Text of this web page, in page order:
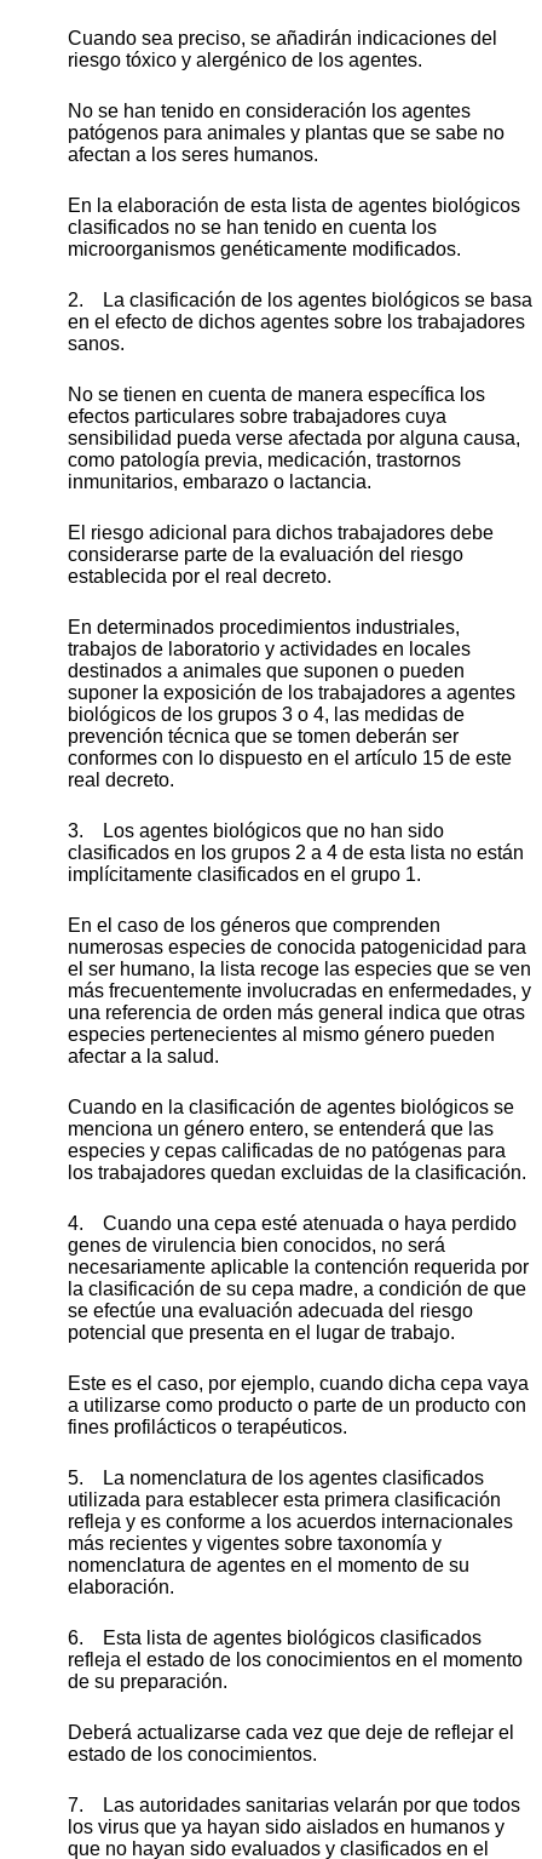
Cuando sea preciso, se añadirán indicaciones del
riesgo tóxico y alergénico de los agentes.
No se han tenido en consideración los agentes
patógenos para animales y plantas que se sabe no
afectan a los seres humanos.
En la elaboración de esta lista de agentes biológicos
clasificados no se han tenido en cuenta los
microorganismos genéticamente modificados.
2. La clasificación de los agentes biológicos se basa
en el efecto de dichos agentes sobre los trabajadores
sanos.
No se tienen en cuenta de manera específica los
efectos particulares sobre trabajadores cuya
sensibilidad pueda verse afectada por alguna causa,
como patología previa, medicación, trastornos
inmunitarios, embarazo o lactancia.
El riesgo adicional para dichos trabajadores debe
considerarse parte de la evaluación del riesgo
establecida por el real decreto.
En determinados procedimientos industriales,
trabajos de laboratorio y actividades en locales
destinados a animales que suponen o pueden
suponer la exposición de los trabajadores a agentes
biológicos de los grupos 3 o 4, las medidas de
prevención técnica que se tomen deberán ser
conformes con lo dispuesto en el artículo 15 de este
real decreto.
3. Los agentes biológicos que no han sido
clasificados en los grupos 2 a 4 de esta lista no están
implícitamente clasificados en el grupo 1.
En el caso de los géneros que comprenden
numerosas especies de conocida patogenicidad para
el ser humano, la lista recoge las especies que se ven
más frecuentemente involucradas en enfermedades, y
una referencia de orden más general indica que otras
especies pertenecientes al mismo género pueden
afectar a la salud.
Cuando en la clasificación de agentes biológicos se
menciona un género entero, se entenderá que las
especies y cepas calificadas de no patógenas para
los trabajadores quedan excluidas de la clasificación.
4. Cuando una cepa esté atenuada o haya perdido
genes de virulencia bien conocidos, no será
necesariamente aplicable la contención requerida por
la clasificación de su cepa madre, a condición de que
se efectúe una evaluación adecuada del riesgo
potencial que presenta en el lugar de trabajo.
Este es el caso, por ejemplo, cuando dicha cepa vaya
a utilizarse como producto o parte de un producto con
fines profilácticos o terapéuticos.
5. La nomenclatura de los agentes clasificados
utilizada para establecer esta primera clasificación
refleja y es conforme a los acuerdos internacionales
más recientes y vigentes sobre taxonomía y
nomenclatura de agentes en el momento de su
elaboración.
6. Esta lista de agentes biológicos clasificados
refleja el estado de los conocimientos en el momento
de su preparación.
Deberá actualizarse cada vez que deje de reflejar el
estado de los conocimientos.
7. Las autoridades sanitarias velarán por que todos
los virus que ya hayan sido aislados en humanos y
que no hayan sido evaluados y clasificados en el